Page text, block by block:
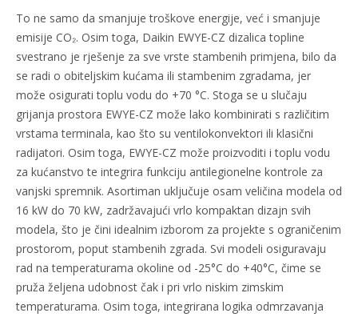
To ne samo da smanjuje troškove energije, već i smanjuje
emisije CO₂. Osim toga, Daikin EWYE-CZ dizalica topline
svestrano je rješenje za sve vrste stambenih primjena, bilo da
se radi o obiteljskim kućama ili stambenim zgradama, jer
može osigurati toplu vodu do +70 °C. Stoga se u slučaju
grijanja prostora EWYE-CZ može lako kombinirati s različitim
vrstama terminala, kao što su ventilokonvektori ili klasični
radijatori. Osim toga, EWYE-CZ može proizvoditi i toplu vodu
za kućanstvo te integrira funkciju antilegionelne kontrole za
vanjski spremnik. Asortiman uključuje osam veličina modela od
16 kW do 70 kW, zadržavajući vrlo kompaktan dizajn svih
modela, što je čini idealnim izborom za projekte s ograničenim
prostorom, poput stambenih zgrada. Svi modeli osiguravaju
rad na temperaturama okoline od -25°C do +40°C, čime se
pruža željena udobnost čak i pri vrlo niskim zimskim
temperaturama. Osim toga, integrirana logika odmrzavanja